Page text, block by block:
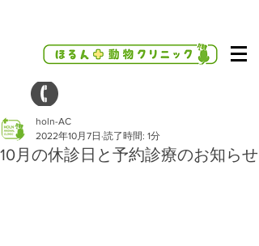
10月の休診日と予約診療のお知らせ
holn-AC
2022年10月7日 読了時間: 1分